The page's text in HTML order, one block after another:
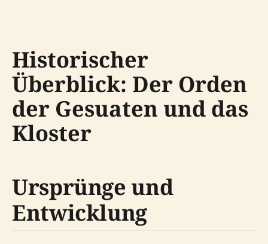
Historischer
Überblick: Der Orden
der Gesuaten und das
Kloster
Ursprünge und
Entwicklung